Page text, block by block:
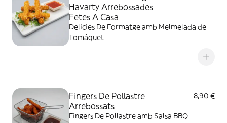
Havarty Arrebossades
Fetes A Casa
Delicies De Formatge amb Melmelada de
Tomàquet
Fingers De Pollastre
Arrebossats
8,90 €
Fingers De Pollastre amb Salsa BBQ